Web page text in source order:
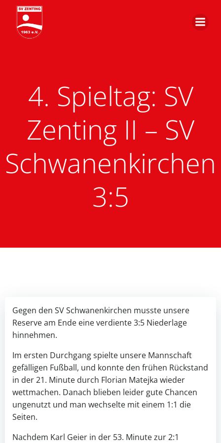
4. Spieltag: SV
Zenting II – SV
Schwanenkirchen
3:5
Gegen den SV Schwanenkirchen musste unsere
Reserve am Ende eine verdiente 3:5 Niederlage
hinnehmen.
Im ersten Durchgang spielte unsere Mannschaft
gefälligen Fußball, und konnte den frühen Rückstand
in der 21. Minute durch Florian Matejka wieder
wettmachen. Danach blieben leider gute Chancen
ungenutzt und man wechselte mit einem 1:1 die
Seiten.
Nachdem Karl Geier in der 53. Minute zur 2:1